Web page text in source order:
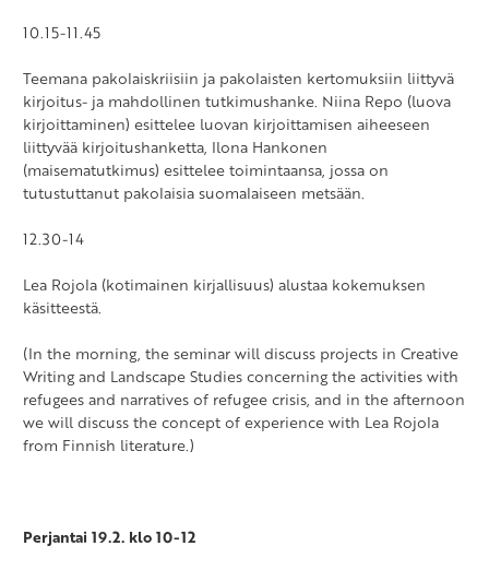
10.15-11.45
Teemana pakolaiskriisiin ja pakolaisten kertomuksiin liittyvä
kirjoitus- ja mahdollinen tutkimushanke. Niina Repo (luova
kirjoittaminen) esittelee luovan kirjoittamisen aiheeseen
liittyvää kirjoitushanketta, Ilona Hankonen
(maisematutkimus) esittelee toimintaansa, jossa on
tutustuttanut pakolaisia suomalaiseen metsään.
12.30-14
Lea Rojola (kotimainen kirjallisuus) alustaa kokemuksen
käsitteestä.
(In the morning, the seminar will discuss projects in Creative
Writing and Landscape Studies concerning the activities with
refugees and narratives of refugee crisis, and in the afternoon
we will discuss the concept of experience with Lea Rojola
from Finnish literature.)
Perjantai 19.2. klo 10-12